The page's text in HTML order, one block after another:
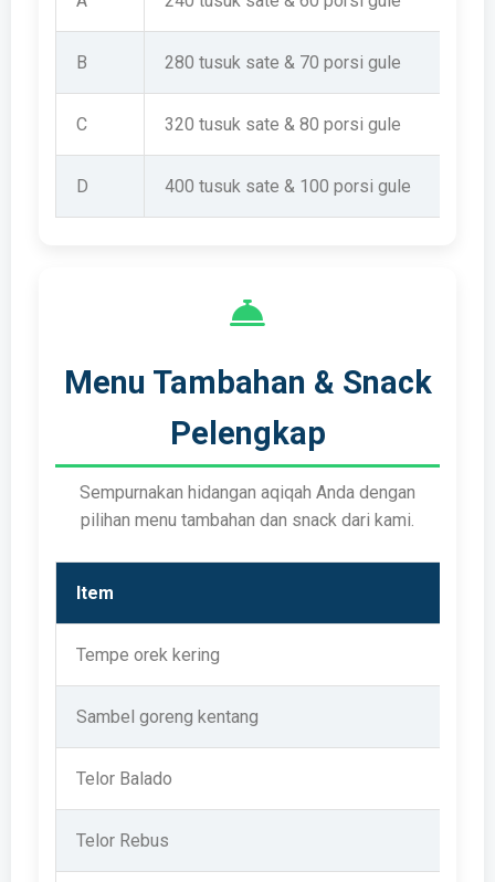
B 280 tusuk sate & 70 porsi gule
C 320 tusuk sate & 80 porsi gule
D 400 tusuk sate & 100 porsi gule
Menu Tambahan & Snack
Pelengkap
Sempurnakan hidangan aqiqah Anda dengan
pilihan menu tambahan dan snack dari kami.
Item
Tempe orek kering
Sambel goreng kentang
Telor Balado
Telor Rebus